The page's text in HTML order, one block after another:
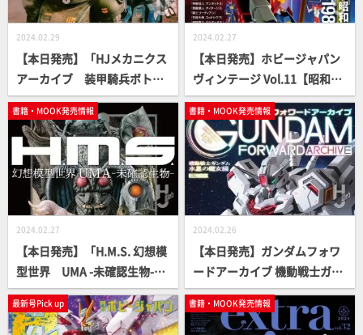
2024.02.29
【本日発売】「HJメカニクス
アーカイブ 装甲騎兵ボトム
ズ編」【永久保存版】
2024.02.27
【本日発売】ホビージャパン
ヴィンテージ Vol.11【昭和ス
ーパーロボット】
書籍・MOOK発売情報
2024.02.27
【本日発売】「H.M.S. 幻想模
型世界 UMA -未確認生物-」
【立体造形ムック】
書籍・MOOK発売情報
2024.02.26
【本日発売】ガンダムフォワ
ードアーカイブ 機動戦士ガン
ダム 水星の魔女編【単独単行
本】
最新号Pick up 書籍・MOOK発売情報